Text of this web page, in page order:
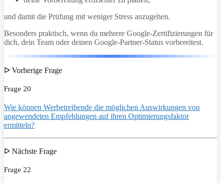
und damit die Prüfung mit weniger Stress anzugehen.
Besonders praktisch, wenn du mehrere Google-Zertifizierungen für
dich, dein Team oder deinen Google-Partner-Status vorbereitest.
ᐅ Vorherige Frage
Frage 20
Wie können Werbetreibende die möglichen Auswirkungen von
angewendeten Empfehlungen auf ihren Optimierungsfaktor
ermitteln?
ᐅ Nächste Frage
Frage 22